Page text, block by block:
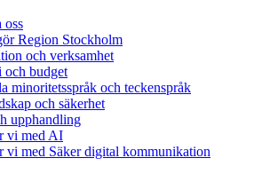
oss
Region Stockholm
och verksamhet
och budget
minoritetsspråk och teckenspråk
och säkerhet
upphandling
vi med AI
vi med Säker digital kommunikation